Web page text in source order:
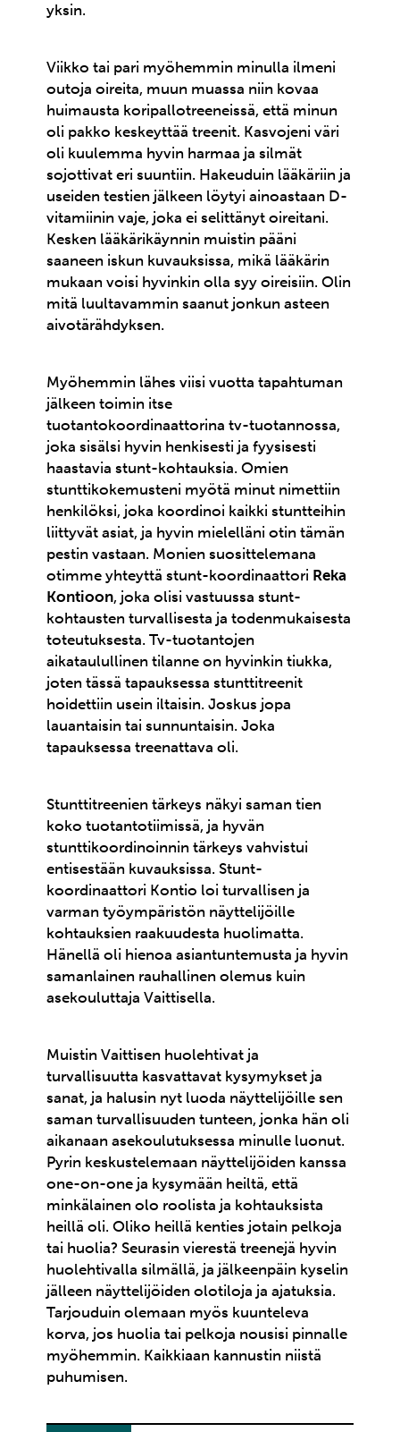
yksin.
Viikko tai pari myöhemmin minulla ilmeni
outoja oireita, muun muassa niin kovaa
huimausta koripallotreeneissä, että minun
oli pakko keskeyttää treenit. Kasvojeni väri
oli kuulemma hyvin harmaa ja silmät
sojottivat eri suuntiin. Hakeuduin lääkäriin ja
useiden testien jälkeen löytyi ainoastaan D-
vitamiinin vaje, joka ei selittänyt oireitani.
Kesken lääkärikäynnin muistin pääni
saaneen iskun kuvauksissa, mikä lääkärin
mukaan voisi hyvinkin olla syy oireisiin. Olin
mitä luultavammin saanut jonkun asteen
aivotärähdyksen.
Myöhemmin lähes viisi vuotta tapahtuman
jälkeen toimin itse
tuotantokoordinaattorina tv-tuotannossa,
joka sisälsi hyvin henkisesti ja fyysisesti
haastavia stunt-kohtauksia. Omien
stunttikokemusteni myötä minut nimettiin
henkilöksi, joka koordinoi kaikki stuntteihin
liittyvät asiat, ja hyvin mielelläni otin tämän
pestin vastaan. Monien suosittelemana
otimme yhteyttä stunt-koordinaattori Reka
Kontioon, joka olisi vastuussa stunt-
kohtausten turvallisesta ja todenmukaisesta
toteutuksesta. Tv-tuotantojen
aikataulullinen tilanne on hyvinkin tiukka,
joten tässä tapauksessa stunttitreenit
hoidettiin usein iltaisin. Joskus jopa
lauantaisin tai sunnuntaisin. Joka
tapauksessa treenattava oli.
Stunttitreenien tärkeys näkyi saman tien
koko tuotantotiimissä, ja hyvän
stunttikoordinoinnin tärkeys vahvistui
entisestään kuvauksissa. Stunt-
koordinaattori Kontio loi turvallisen ja
varman työympäristön näyttelijöille
kohtauksien raakuudesta huolimatta.
Hänellä oli hienoa asiantuntemusta ja hyvin
samanlainen rauhallinen olemus kuin
asekouluttaja Vaittisella.
Muistin Vaittisen huolehtivat ja
turvallisuutta kasvattavat kysymykset ja
sanat, ja halusin nyt luoda näyttelijöille sen
saman turvallisuuden tunteen, jonka hän oli
aikanaan asekoulutuksessa minulle luonut.
Pyrin keskustelemaan näyttelijöiden kanssa
one-on-one ja kysymään heiltä, että
minkälainen olo roolista ja kohtauksista
heillä oli. Oliko heillä kenties jotain pelkoja
tai huolia? Seurasin vierestä treenejä hyvin
huolehtivalla silmällä, ja jälkeenpäin kyselin
jälleen näyttelijöiden olotiloja ja ajatuksia.
Tarjouduin olemaan myös kuunteleva
korva, jos huolia tai pelkoja nousisi pinnalle
myöhemmin. Kaikkiaan kannustin niistä
puhumisen.